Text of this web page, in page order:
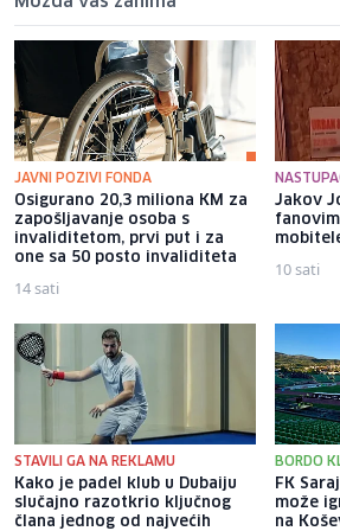
JAVNI POZIVI FONDA
Osigurano 20,3 miliona KM za
zapošljavanje osoba s
invaliditetom, prvi put i za
one sa 50 posto invaliditeta
14 sati
Jakov
10 sati
STAVILI GA NA REKLAMU
Kako je padel klub u Dubaiju
slučajno razotkrio ključnog
člana jednog od najvećih
BORDO
FK
može
na